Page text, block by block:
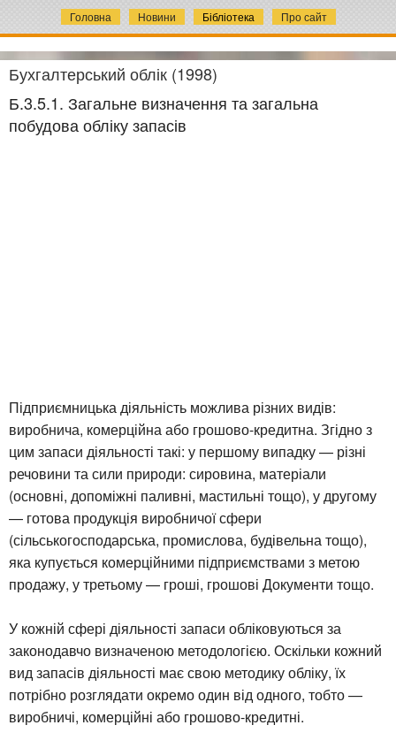
Головна Новини Бібліотека Про сайт
Бухгалтерський облік (1998)
Б.3.5.1. Загальне визначення та загальна
побудова обліку запасів
Підприємницька діяльність можлива різних видів:
виробнича, комерційна або грошово-кредитна. Згідно з
цим запаси діяльності такі: у першому випадку — різні
речовини та сили природи: сировина, матеріали
(основні, допоміжні паливні, мастильні тощо), у другому
— готова продукція виробничої сфери
(сільськогосподарська, промислова, будівельна тощо),
яка купується комерційними підприємствами з метою
продажу, у третьому — гроші, грошові Документи тощо.
У кожній сфері діяльності запаси обліковуються за
законодавчо визначеною методологією. Оскільки кожний
вид запасів діяльності має свою методику обліку, їх
потрібно розглядати окремо один від одного, тобто —
виробничі, комерційні або грошово-кредитні.